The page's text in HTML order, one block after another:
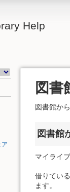
Help
ア
図書
図書館か
図書館
マイライ
借りてい
ます。